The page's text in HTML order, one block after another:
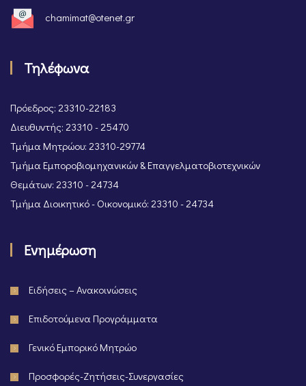
chamimat@otenet.gr
Τηλέφωνα
Πρόεδρος: 23310-22183
Διευθυντής: 23310 - 25470
Τμήμα Μητρώου: 23310-29774
Τμήμα Εμποροβιομηχανικών & Επαγγελματοβιοτεχνικών
Θεμάτων: 23310 - 24734
Τμήμα Διοικητικό - Οικονομικό: 23310 - 24734
Ενημέρωση
Ειδήσεις – Ανακοινώσεις
Επιδοτούμενα Προγράμματα
Γενικό Εμπορικό Μητρώο
Προσφορές-Ζητήσεις-Συνεργασίες